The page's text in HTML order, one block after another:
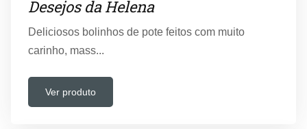
Desejos da Helena
Deliciosos bolinhos de pote feitos com muito
carinho, mass...
Ver produto